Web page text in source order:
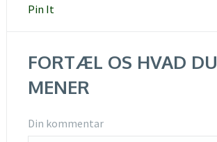
Pin It
FORTÆL OS HVAD DU
MENER
Din kommentar